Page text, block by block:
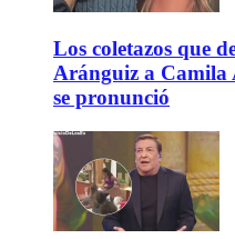
Los coletazos que
Aránguiz a Camila
se pronunció